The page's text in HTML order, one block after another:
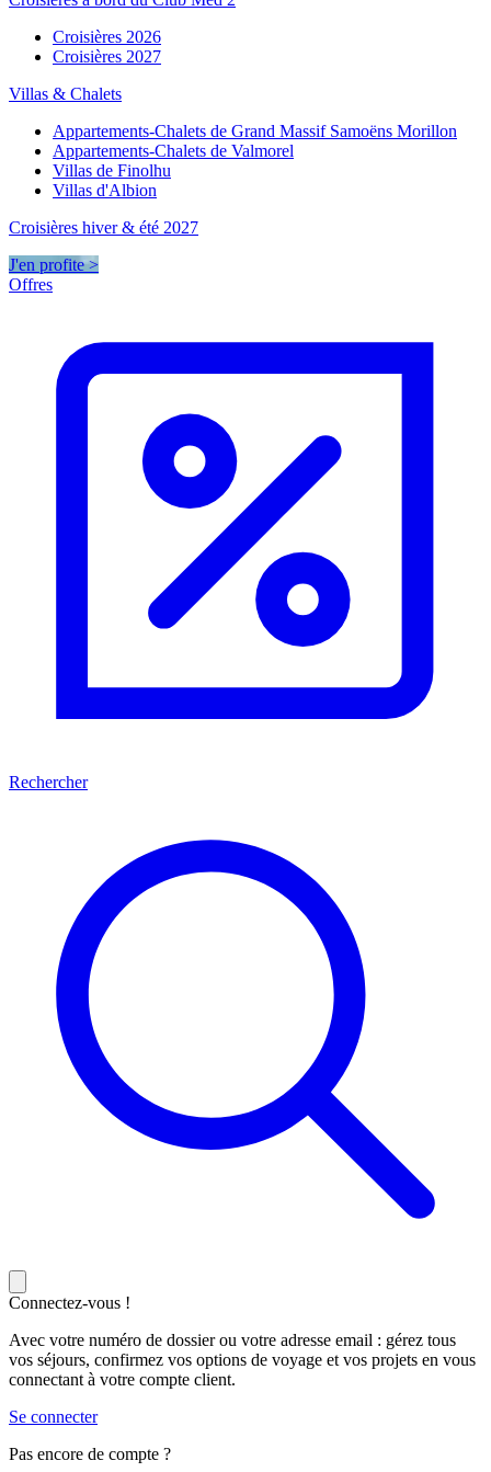
Croisières 2026
Croisières 2027
Villas & Chalets
Appartements-Chalets de Grand Massif Samoëns Morillon
Appartements-Chalets de Valmorel
Villas de Finolhu
Villas d'Albion
Croisières hiver & été 2027
J'en profite >
Offres
Rechercher
Connectez-vous !
Avec votre numéro de dossier ou votre adresse email : gérez tous
vos séjours, confirmez vos options de voyage et vos projets en vous
connectant à votre compte client.
Se connecter
Pas encore de compte ?